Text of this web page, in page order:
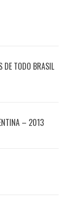
DE TODO BRASIL
– 2013